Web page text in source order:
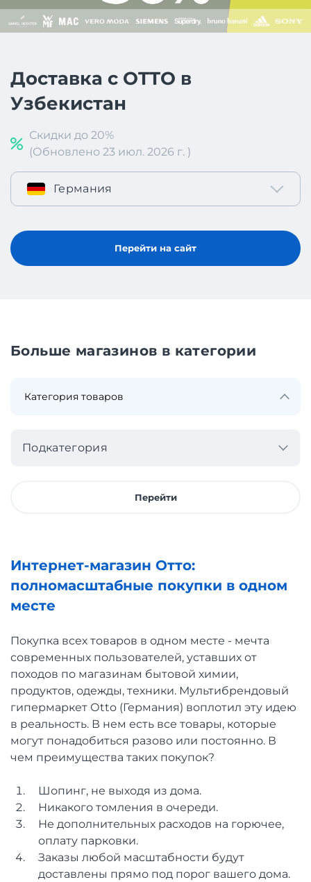
Доставка с OTTO в
Узбекистан
Скидки до 20%
(Обновлено 23 июл. 2026 г. )
Германия
Перейти на сайт
Больше магазинов в категории
Подкатегория
Перейти
Интернет-магазин Отто:
полномасштабные покупки в одном
месте
Покупка всех товаров в одном месте - мечта
современных пользователей, уставших от
походов по магазинам бытовой химии,
продуктов, одежды, техники. Мультибрендовый
гипермаркет Оtto (Германия) воплотил эту идею
в реальность. В нем есть все товары, которые
могут понадобиться разово или постоянно. В
чем преимущества таких покупок?
Шопинг, не выходя из дома.
Никакого томления в очереди.
Не дополнительных расходов на горючее,
оплату парковки.
Заказы любой масштабности будут
доставлены прямо под порог вашего дома.